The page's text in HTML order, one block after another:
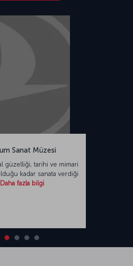
Sanat Müzesi
güzelliği, tarihi ve mimari
kadar sanata verdiği
Daha fazla bilgi